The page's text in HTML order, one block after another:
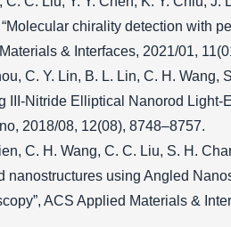
“Molecular chirality detection with
& Interfaces, 2021/01,
C. Y. Lin, B. L. Lin, C. H. Wang,
III-Nitride Elliptical Nanorod Light-
2018/08, 12(08), 8748–8757.
C. H. Wang, C. C. Liu, S. H.
nanostructures using Angled
ACS Applied Materials &